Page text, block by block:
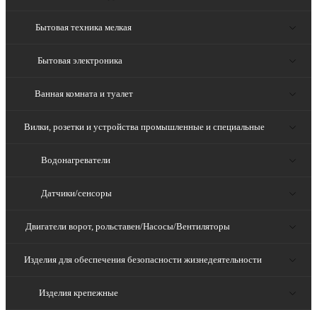
Бытовая техника мелкая
Бытовая электроника
Ванная комната и туалет
Вилки, розетки и устройства промышленные и специальные
Водонагреватели
Датчики/сенсоры
Двигатели ворот, рольставен/Насосы/Вентиляторы
Изделия для обеспечения безопасности жизнедеятельности
Изделия крепежные